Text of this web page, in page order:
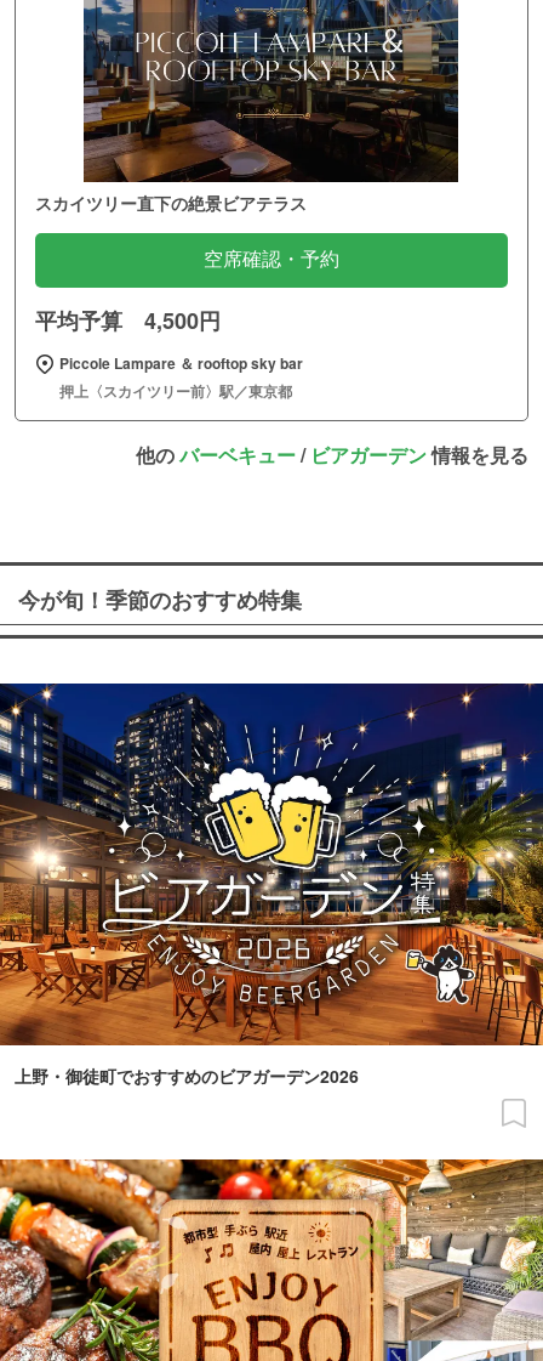
スカイツリー直下の絶景ビアテラス
空席確認・予約
平均予算 4,500円
Piccole Lampare ＆ rooftop sky bar
押上〈スカイツリー前〉駅／東京都
他のバーベキュー/ ビアガーデン情報を見る
今が旬！季節のおすすめ特集
上野・御徒町でおすすめのビアガーデン2026